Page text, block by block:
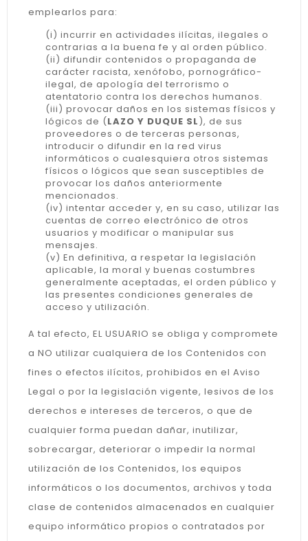
emplearlos para:
(i) incurrir en actividades ilícitas, ilegales o
contrarias a la buena fe y al orden público.
(ii) difundir contenidos o propaganda de
carácter racista, xenófobo, pornográfico-
ilegal, de apología del terrorismo o
atentatorio contra los derechos humanos.
(iii) provocar daños en los sistemas físicos y
lógicos de (LAZO Y DUQUE SL), de sus
proveedores o de terceras personas,
introducir o difundir en la red virus
informáticos o cualesquiera otros sistemas
físicos o lógicos que sean susceptibles de
provocar los daños anteriormente
mencionados.
(iv) intentar acceder y, en su caso, utilizar las
cuentas de correo electrónico de otros
usuarios y modificar o manipular sus
mensajes.
(v) En definitiva, a respetar la legislación
aplicable, la moral y buenas costumbres
generalmente aceptadas, el orden público y
las presentes condiciones generales de
acceso y utilización.
A tal efecto, EL USUARIO se obliga y compromete
a NO utilizar cualquiera de los Contenidos con
fines o efectos ilícitos, prohibidos en el Aviso
Legal o por la legislación vigente, lesivos de los
derechos e intereses de terceros, o que de
cualquier forma puedan dañar, inutilizar,
sobrecargar, deteriorar o impedir la normal
utilización de los Contenidos, los equipos
informáticos o los documentos, archivos y toda
clase de contenidos almacenados en cualquier
equipo informático propios o contratados por